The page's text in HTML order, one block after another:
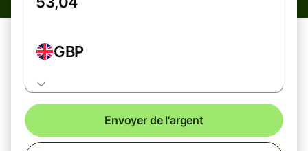
GBP
Envoyer de l'argent